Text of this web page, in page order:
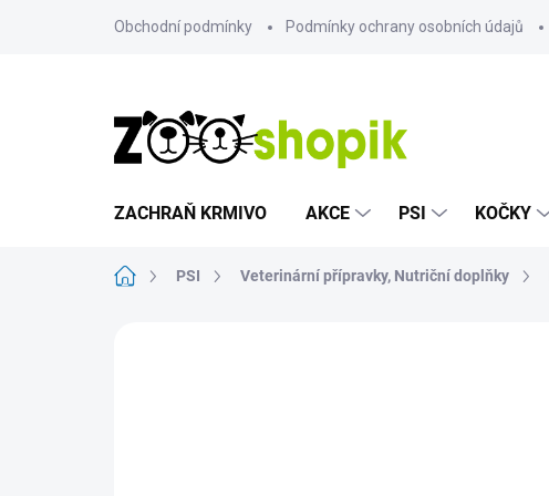
Obchodní podmínky Podmínky ochrany osobních údajů
ZACHRAŇ KRMIVO AKCE PSI KOČKY
Domů PSI Veterinární přípravky, Nutriční doplňky